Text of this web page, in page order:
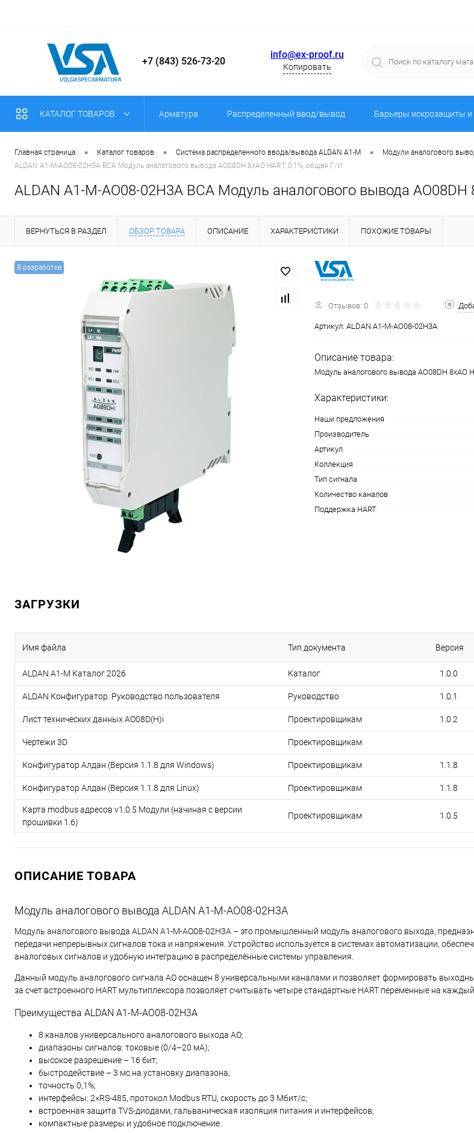
+7 (843) 526-73-20
info@ex-proof.ru
Копировать
КАТАЛОГ ТОВАРОВ Арматура Распределенный ввод/вывод Барьеры искрозащиты и
Главная страница • Каталог товаров • Система распределенного ввода/вывода ALDAN A1-M • Модули аналогового
ALDAN A1-M-AO08-02H3A ВСА Модуль аналогового вывода AO08DH 8хAO HART, 0,1%, общая Г/И
ALDAN A1-M-AO08-02H3A ВСА Модуль аналогового вывода AO08DH
ВЕРНУТЬСЯ В РАЗДЕЛ ОБЗОР ТОВАРА ОПИСАНИЕ ХАРАКТЕРИСТИКИ ПОХОЖИЕ ТОВАРЫ
В разработке
Отзывов: 0
Артикул: ALDAN A1-M-AO08-02H3A
Описание товара:
Модуль аналогового вывода AO08DH 8хAO
Характеристики:
Наши предложения
Производитель
Артикул
Коллекция
Тип сигнала
Количество каналов
Поддержка HART
ЗАГРУЗКИ
Имя файла Тип документа Версия
ALDAN A1-M Каталог 2026 Каталог 1.0.0
ALDAN Конфигуратор. Руководство пользователя Руководство 1.0.1
Лист технических данных AO08D(H)i Проектировщикам 1.0.2
Чертежи 3D Проектировщикам
Конфигуратор Алдан (Версия 1.1.8 для Windows) Проектировщикам 1.1.8
Конфигуратор Алдан (Версия 1.1.8 для Linux) Проектировщикам 1.1.8
Карта modbus адресов v1.0.5 Модули (начиная с версии
прошивки 1.6)
Проектировщикам 1.0.5
ОПИСАНИЕ ТОВАРА
Модуль аналогового вывода ALDAN A1-M-AO08-02H3A
Модуль аналогового вывода ALDAN A1-M-AO08-02H3A – это промышленный модуль аналогового выхода,
передачи непрерывных сигналов тока и напряжения. Устройство используется в системах автоматизации,
аналоговых сигналов и удобную интеграцию в распределённые системы управления.
Данный модуль аналогового сигнала AO оснащен 8 универсальными каналами и позволяет формировать
за счет встроенного HART мультиплексора позволяет считывать четыре стандартные HART переменные на каждый
Преимущества ALDAN A1-M-AO08-02H3A
8 каналов универсального аналогового выхода AO;
диапазоны сигналов: токовые (0/4–20 мА);
высокое разрешение – 16 бит;
быстродействие – 3 мс на установку диапазона;
точность 0,1%;
интерфейсы: 2×RS-485, протокол Modbus RTU, скорость до 3 Мбит/с;
встроенная защита TVS-диодами, гальваническая изоляция питания и интерфейсов;
компактные размеры и удобное подключение.